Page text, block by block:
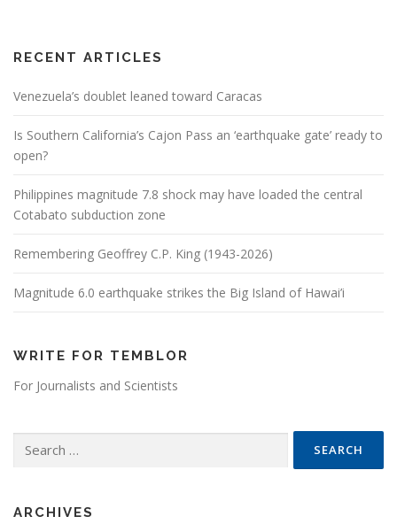
RECENT ARTICLES
Venezuela’s doublet leaned toward Caracas
Is Southern California’s Cajon Pass an ‘earthquake gate’ ready to
open?
Philippines magnitude 7.8 shock may have loaded the central
Cotabato subduction zone
Remembering Geoffrey C.P. King (1943-2026)
Magnitude 6.0 earthquake strikes the Big Island of Hawai’i
WRITE FOR TEMBLOR
For Journalists and Scientists
ARCHIVES